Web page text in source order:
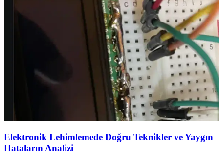
Elektronik Lehimlemede Doğru Teknikler ve Yaygın
Hataların Analizi